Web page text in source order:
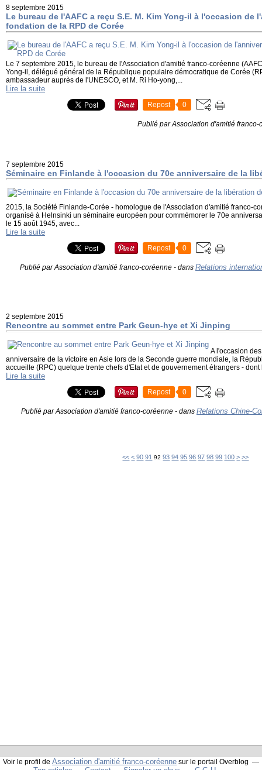
8 septembre 2015
Le bureau de l'AAFC a reçu S.E. M. Kim Yong-il à l'occasion de
fondation de la RPD de Corée
Le 7 septembre 2015, le bureau de l'Association d'amitié franco-coréenne
Yong-il, délégué général de la République populaire démocratique de Corée
ambassadeur auprès de l'UNESCO, et M. Ri Ho-yong,...
Lire la suite
Repost 0
Publié par Association d'amitié franco-
7 septembre 2015
Séminaire en Finlande à l'occasion du 70e anniversaire de la
2015, la Société Finlande-Corée - homologue de l'Association d'amitié franco-
organisé à Helnsinki un séminaire européen pour commémorer le 70e
le 15 août 1945, avec...
Lire la suite
Repost 0
Publié par Association d'amitié franco-coréenne - dans Relations
2 septembre 2015
Rencontre au sommet entre Park Geun-hye et Xi Jinping
A l'occasion
anniversaire de la victoire en Asie lors de la Seconde guerre mondiale, la
accueille (RPC) quelque trente chefs d'Etat et de gouvernement étrangers -
Lire la suite
Repost 0
Publié par Association d'amitié franco-coréenne - dans Relations Chine-
<< < 10
20
30
40
50
60
70
80
90 91 92 93 94 95 96 97 98 99 100 200
> >>
Voir le profil de Association d'amitié franco-coréenne sur le portail Overblog